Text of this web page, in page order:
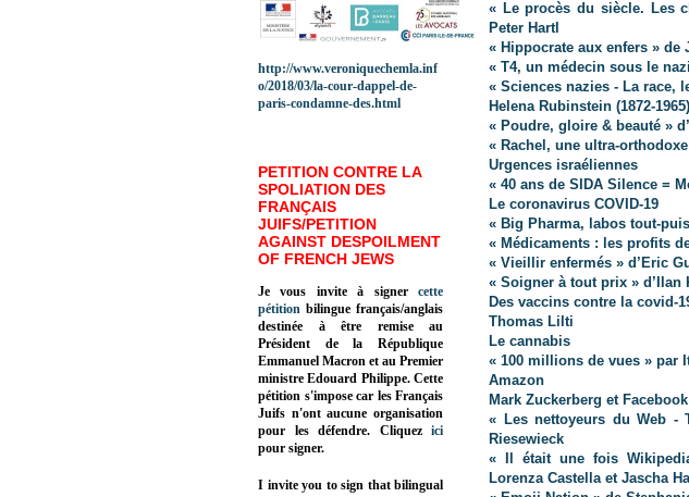
« Le procès du siècle. Les
Peter Hartl
« Hippocrate aux enfers » de
« T4, un médecin sous le
« Sciences nazies - La race,
Helena Rubinstein (1872-1965)
« Poudre, gloire & beauté »
« Rachel, une ultra-
Urgences israéliennes
« 40 ans de SIDA Silence =
Le coronavirus COVID-19
« Big Pharma, labos tout-
« Médicaments : les profits
« Vieillir enfermés » d’Eric
« Soigner à tout prix » d’Ilan
Des vaccins contre la covid-
Thomas Lilti
Le cannabis
« 100 millions de vues » par
Amazon
Mark Zuckerberg et Facebook
« Les nettoyeurs du Web -
Riesewieck
« Il était une fois
Lorenza Castella et Jascha
http://www.veroniquechemla.inf
o/2018/03/la-cour-dappel-de-
paris-condamne-des.html
PETITION CONTRE LA
SPOLIATION DES
FRANÇAIS
JUIFS/PETITION
AGAINST DESPOILMENT
OF FRENCH JEWS
Je vous invite à signer cette
pétition bilingue français/anglais
destinée à être remise au
Président de la République
Emmanuel Macron et au Premier
ministre Edouard Philippe. Cette
pétition s'impose car les Français
Juifs n'ont aucune organisation
pour les défendre. Cliquez
ici
pour signer.
I invite you to sign that bilingual